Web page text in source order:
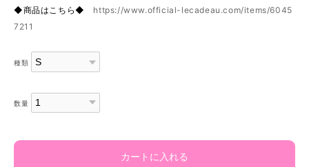
◆商品はこちら◆ https://www.official-lecadeau.com/items/6045
7211
種類
数量
カートに入れる